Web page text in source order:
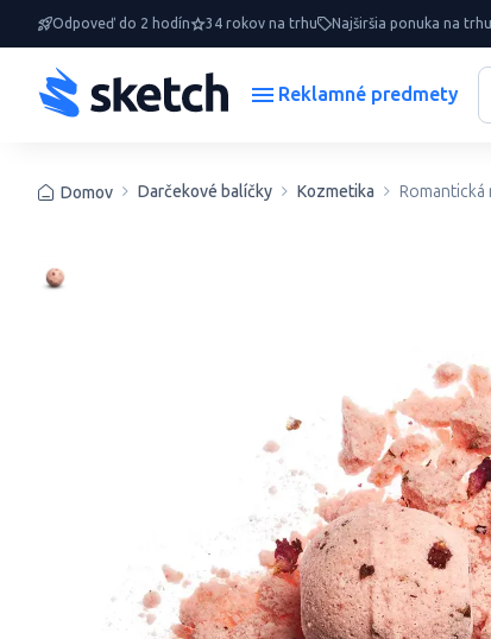
Odpoveď do 2 hodín 34 rokov na trhu Najširšia ponuka na trhu
Reklamné predmety
Domov Darčekové balíčky Kozmetika Romantická